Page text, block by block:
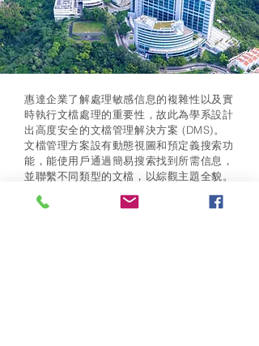
惠達企業了解處理敏感信息的複雜性以及實
時執行文檔處理的重要性，故此為學系設計
出高度安全的文檔管理解決方案 (DMS)。
文檔管理方案設有動態視圖和預定義搜索功
能，能使用戶通過簡易搜索找到所需信息，
並聯繫不同類型的文檔，以綜觀主題全貌。
要連接到互聯網就可以隨時隨地工作。